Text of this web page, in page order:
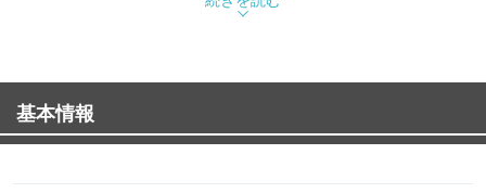
気にせずお食事ができます。ママ会など大人数のお集まり
※店舗によって価格帯が異なる場合がございます。詳しく
は各店舗情報をご確認ください。
※サラダバーのメニューは各店舗ごとに異なります。鶴見
基本情報